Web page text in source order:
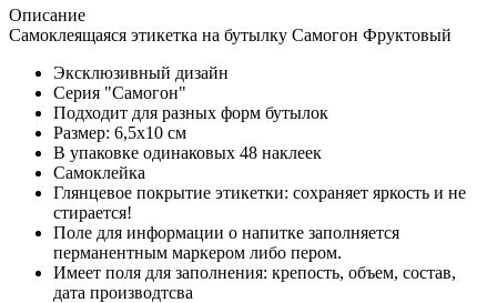
Описание
Самоклеящаяся этикетка на бутылку Самогон Фруктовый
Эксклюзивный дизайн
Серия "Самогон"
Подходит для разных форм бутылок
Размер: 6,5х10 см
В упаковке одинаковых 48 наклеек
Самоклейка
Глянцевое покрытие этикетки: сохраняет яркость и не
стирается!
Поле для информации о напитке заполняется
перманентным маркером либо пером.
Имеет поля для заполнения: крепость, объем, состав,
дата производтсва